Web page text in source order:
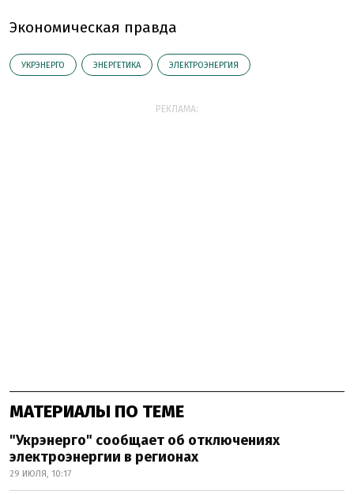
Экономическая правда
УКРЭНЕРГО ЭНЕРГЕТИКА ЭЛЕКТРОЭНЕРГИЯ
РЕКЛАМА:
МАТЕРИАЛЫ ПО ТЕМЕ
"Укрэнерго" сообщает об отключениях
электроэнергии в регионах
29 ИЮЛЯ, 10:17